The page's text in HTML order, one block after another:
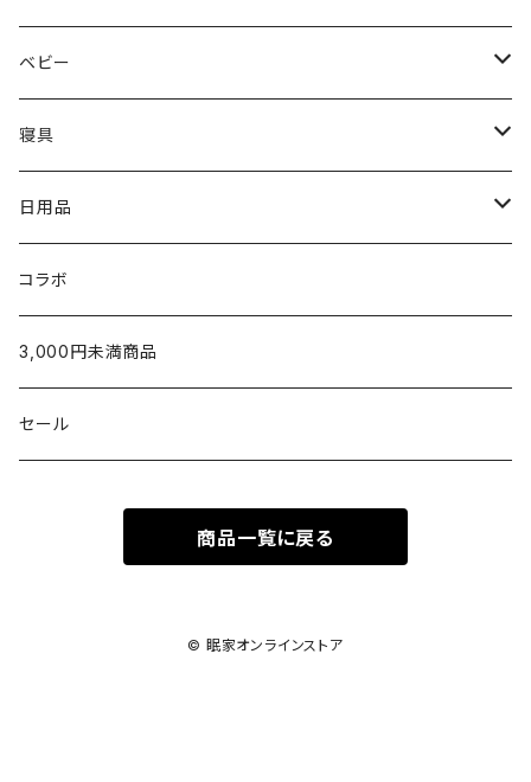
Hippopotamus
oblada
fog linen work
LAPUAN KANKURIT
POET MEETS DUBWISE
金澤屋
VITAL MATERIAL
〜5,000円
5,001〜10,000円
2人目以降のお子さまへ
結婚祝い
〜5,000円
5,001〜10,000円
新築・引越祝い
〜5,000円
5,001〜10,000円
内祝い（お返し）
〜5,000円
5,001~10,000円
タオルギフト
チーフタオル
ウォッシュタオル
¥1,000〜¥2,999
¥3,000〜¥4,999
レディースウェア
Tシャツ
スウェット・パーカー
シャツ
カーディガン
パンツ
タオル
限定カラー
ホームグッズ
ベビー
出産ご準備
家族みんなで使える
出産祝いに
ベビー服／小物
タオル製品
寝具
枕
U字枕
枕カバー
タオルケット・肌掛け
シーツ・カバー
シーツ
パジャマ
日用品
グッズ
テーブルウェア
ラグ
ハンド・ボディケア
コラボ
3,000円未満商品
セール
商品一覧に戻る
© 眠家オンラインストア